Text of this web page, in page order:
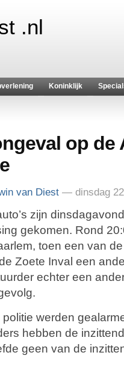
.nl
Koninklijk
op de
van Diest — dinsdag
zijn
gekomen. Rond
toen een van
Zoete Inval een
echter een
werden
hebben de
geen van de